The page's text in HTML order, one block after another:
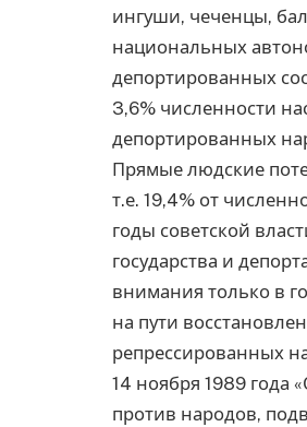
ингуши, чеченцы,
национальных
депортированных
3,6% численности
депортированных
Прямые людские
т.е. 19,4% от
годы советской
государства и
внимания только в
на пути
репрессированных
14 ноября 1989 года
против народов,